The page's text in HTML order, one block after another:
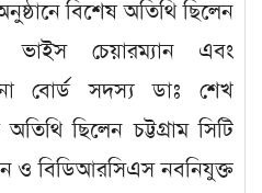
বিশেষ অতিথি ছিলেন
ভাইস চেয়ারম্যান এবং
বোর্ড সদস্য ডাঃ শেখ
ছিলেন চট্টগ্রাম সিটি
ও বিডিআরসিএস নবনিযুক্ত